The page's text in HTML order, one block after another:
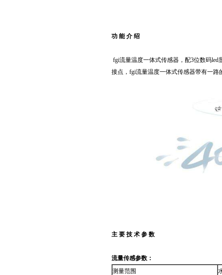
功 能 介 绍
fgi流量温度一体式传感器，配3位数码
接点，fgi流量温度一体式传感器带有一路
主 要 技 术 参 数
流量传感参数：
测量范围